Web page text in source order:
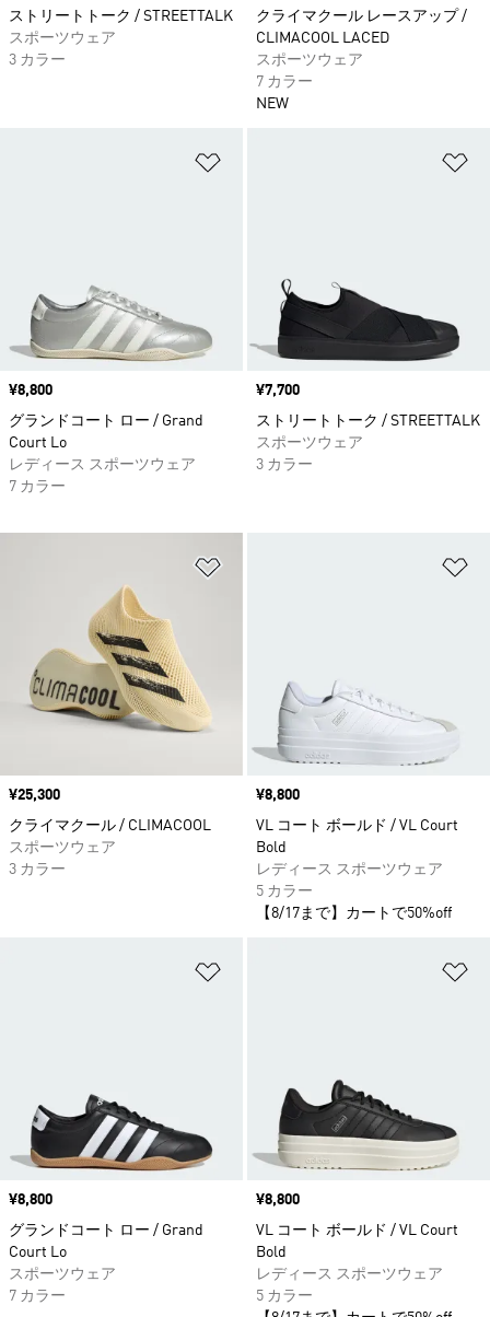
ストリートトーク / STREETTALK
スポーツウェア
3 カラー
クライマクール レースアップ /
CLIMACOOL LACED
スポーツウェア
7 カラー
NEW
価格
¥8,800
グランドコート ロー / Grand
Court Lo
レディース スポーツウェア
7 カラー
価格
¥7,700
ストリートトーク / STREETTALK
スポーツウェア
3 カラー
価格
¥25,300
クライマクール / CLIMACOOL
スポーツウェア
3 カラー
価格
¥8,800
VL コート ボールド / VL Court
Bold
レディース スポーツウェア
5 カラー
【8/17まで】カートで50%off
価格
¥8,800
グランドコート ロー / Grand
Court Lo
スポーツウェア
7 カラー
価格
¥8,800
VL コート ボールド / VL Court
Bold
レディース スポーツウェア
5 カラー